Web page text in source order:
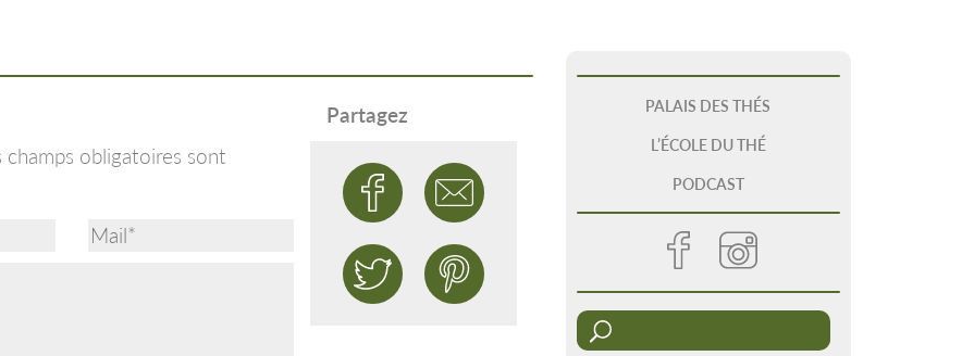
champs obligatoires sont
Partagez PALAIS DES THÉS
L’ÉCOLE DU THÉ
PODCAST